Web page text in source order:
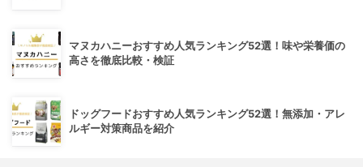
マヌカハニーおすすめ人気ランキング52選！味や栄養価の
高さを徹底比較・検証
ドッグフードおすすめ人気ランキング52選！無添加・アレ
ルギー対策商品を紹介